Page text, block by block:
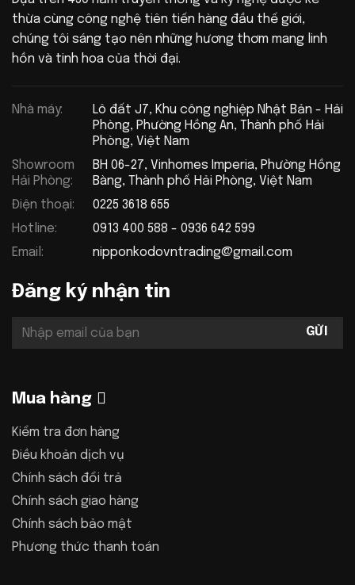
thừa cùng công nghệ tiên tiến hàng đầu thế giới,
chúng tôi sáng tạo nên những hương thơm mang linh
hồn và tinh hoa của thời đại.
Nhà máy:
Lô đất J7, Khu công nghiệp Nhật Bản - Hải
Phòng, Phường Hồng An, Thành phố Hải
Phòng, Việt Nam
Showroom
Hải Phòng:
BH 06-27, Vinhomes Imperia, Phường Hồng
Bàng, Thành phố Hải Phòng, Việt Nam
Điện thoại:
0225 3618 655
Hotline:
0913 400 588 - 0936 642 599
Email:
nipponkodovntrading@gmail.com
Đăng ký nhận tin
Mua hàng
Kiểm tra đơn hàng
Điều khoản dịch vụ
Chính sách đổi trả
Chính sách giao hàng
Chính sách bảo mật
Phương thức thanh toán